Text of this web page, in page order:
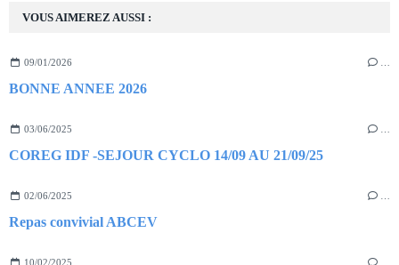
VOUS AIMEREZ AUSSI :
09/01/2026
BONNE ANNEE 2026
03/06/2025
COREG IDF -SEJOUR CYCLO 14/09 AU 21/09/25
02/06/2025
Repas convivial ABCEV
10/02/2025